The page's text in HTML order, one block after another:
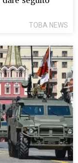
TOBA NEWS